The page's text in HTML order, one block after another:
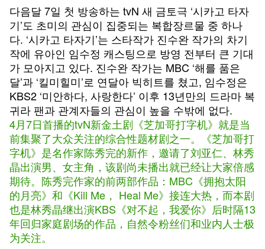
다음달 7일 첫 방송하는 tvN 새 금토극 ‘시카고 타자
기’도 초미의 관심이 집중되는 복합장르물 중 하나
다. ‘시카고 타자기’는 스타작가 진수완 작가의 차기
작에 유아인 임수정 캐스팅으로 방영 전부터 큰 기대
가 모아지고 있다. 진수완 작가는 MBC ‘해를 품은
달’과 ‘킬미힐미’로 연달아 빅히트를 쳤고, 임수정은
KBS2 ‘미안하다, 사랑한다’ 이후 13년만의 드라마 복
귀라 팬과 관계자들의 관심이 높을 수밖에 없다.
4月7日首播的tvN新金土剧《芝加哥打字机》就是当
前集聚了大众关注的综合性题材剧之一。《芝加哥打
字机》是名作家陈秀完的新作，邀请了刘亚仁、林秀
晶出演男、女主角，该剧尚未播出就已经让大家倍感
期待。陈秀完作家的前两部作品：MBC《拥抱太阳
的月亮》和《Kill Me， Heal Me》接连大热，而本剧
也是林秀晶继出演KBS《对不起，我爱你》后时隔13
年回归家庭剧场的作品，自然令粉丝们和业内人士极
为关注。